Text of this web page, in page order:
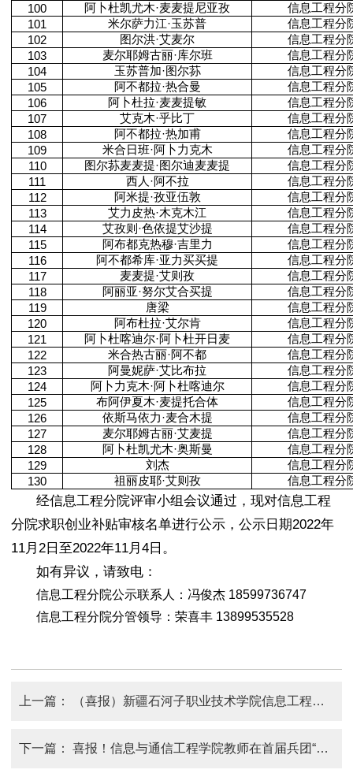
100
阿卜杜凯尤木·麦麦提尼亚孜
信息工程分
101
米尔萨力江·玉苏普
信息工程分
102
图尔洪·艾麦尔
信息工程分
103
麦尔耶姆古丽·库尔班
信息工程分
104
玉苏普加·图尔荪
信息工程分
105
阿不都拉·热合曼
信息工程分
106
阿卜杜拉·麦麦提敏
信息工程分
107
艾克木·乎比丁
信息工程分
108
阿不都拉·热加甫
信息工程分
109
米合日班·阿卜力克木
信息工程分
110
图尔荪麦麦提·图尔迪麦麦提
信息工程分
111
西人·阿不拉
信息工程分
112
阿米提·孜亚伍敦
信息工程分
113
艾力皮热·木克木江
信息工程分
114
艾孜则·色依提艾沙提
信息工程分
115
阿布都克热穆·吉里力
信息工程分
116
阿不都希库·亚力买买提
信息工程分
117
麦麦提·艾则孜
信息工程分
118
阿丽亚·努尔艾合买提
信息工程分
119
唐梁
信息工程分
120
阿布杜拉·艾尔肯
信息工程分
121
阿卜杜喀迪尔·阿卜杜开日麦
信息工程分
122
米合热古丽·阿不都
信息工程分
123
阿曼妮萨·艾比布拉
信息工程分
124
阿卜力克木·阿卜杜喀迪尔
信息工程分
125
布阿伊夏木·麦提托合体
信息工程分
126
依斯马依力·麦合木提
信息工程分
127
麦尔耶姆古丽·艾麦提
信息工程分
128
阿卜杜凯尤木·奥斯曼
信息工程分
129
刘杰
信息工程分
130
祖丽皮耶·艾则孜 信息工程分
经信息工程分院评审小组会议通过，现对信息工程
分院求职创业补贴审核名单进行公示，公示日期2022年
11月2日至2022年11月4日。
如有异议，请致电：
信息工程分院公示联系人：冯俊杰 18599736747
信息工程分院分管领导：荣喜丰 13899535528
上一篇： （喜报）新疆石河子职业技术学院信息工程分院学生荣获全国“齐风杯”首届职业院校融媒体技术应用技能大赛二等奖
下一篇：喜报！信息与通信工程学院教师在首届兵团“固网杯”网络安全竞赛中勇夺职工组团体一等奖